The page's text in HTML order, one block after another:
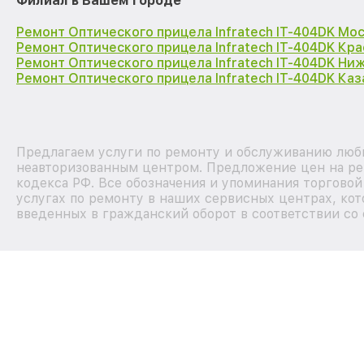
Ремонт Оптического прицела Infratech IT-404DK
Ремонт Оптического прицела Infratech IT-404DK
Ремонт Оптического прицела Infratech IT-404DK
Ремонт Оптического прицела Infratech IT-404DK
Предлагаем услуги по ремонту и обслуживанию
неавторизованным центром. Предложение цен на
кодекса РФ. Все обозначения и упоминания
услугах по ремонту в наших сервисных центрах,
введенных в гражданский оборот в соответствии